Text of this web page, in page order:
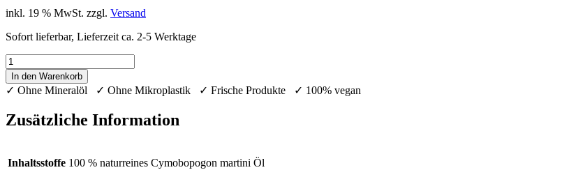
inkl. 19 % MwSt. zzgl. Versand
Sofort lieferbar, Lieferzeit ca. 2-5 Werktage
Palmarosa
Öl
Menge
In den Warenkorb
✓ Ohne Mineralöl ✓ Ohne Mikroplastik ✓ Frische Produkte ✓ 100% vegan
Zusätzliche Information
Inhaltsstoffe 100 % naturreines Cymobopogon martini Öl